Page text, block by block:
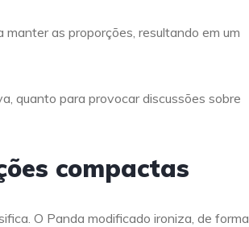
as proporções, resultando em um
quanto para provocar discussões sobre
compactas
O Panda modificado ironiza, de forma